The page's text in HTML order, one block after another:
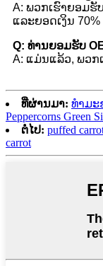
A: ພວກເຮົາຍອມຮັ
ແລະຍອດເງິນ
Q: ທ່ານຍອມຮັບ
A: ແມ່ນແລ້ວ, ພວກ
ທີ່ຜ່ານມາ: ທຳມະ
Peppercorns Green
ຕໍ່ໄປ: puffed
carrot